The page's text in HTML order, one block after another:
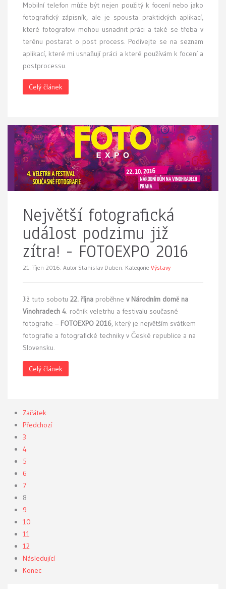
Mobilní telefon může být nejen použitý k focení nebo jako
fotografický zápisník, ale je spousta praktických aplikací,
které fotografovi mohou usnadnit práci a také se třeba v
terénu postarat o post process. Podívejte se na seznam
aplikací, které mi usnaňují práci a které používám k focení a
postprocessu.
Celý článek
Největší fotografická
událost podzimu již
zítra! - FOTOEXPO 2016
21. říjen 2016. Autor Stanislav Duben. Kategorie Výstavy
Již tuto sobotu 22. října proběhne v Národním domě na
Vinohradech 4. ročník veletrhu a festivalu současné
fotografie – FOTOEXPO 2016, který je největším svátkem
fotografie a fotografické techniky v České republice a na
Slovensku.
Celý článek
Začátek
Předchozí
3
4
5
6
7
8
9
10
11
12
Následující
Konec